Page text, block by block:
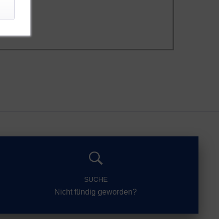
SUCHE
Nicht fündig geworden?